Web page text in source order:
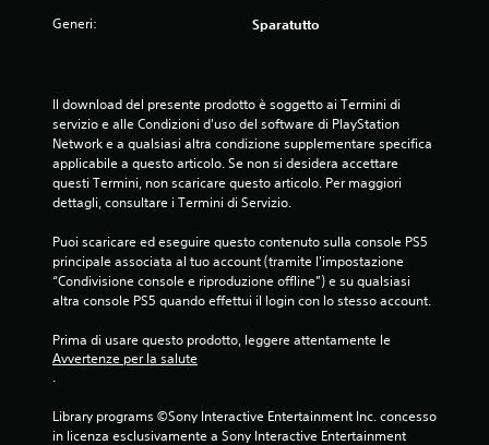
Generi: Sparatutto
Il download del presente prodotto è soggetto ai Termini di
servizio e alle Condizioni d'uso del software di PlayStation
Network e a qualsiasi altra condizione supplementare specifica
applicabile a questo articolo. Se non si desidera accettare
questi Termini, non scaricare questo articolo. Per maggiori
dettagli, consultare i Termini di Servizio.
Puoi scaricare ed eseguire questo contenuto sulla console PS5
principale associata al tuo account (tramite l'impostazione
“Condivisione console e riproduzione offline”) e su qualsiasi
altra console PS5 quando effettui il login con lo stesso account.
Prima di usare questo prodotto, leggere attentamente le
Avvertenze per la salute
.
Library programs ©Sony Interactive Entertainment Inc. concesso
in licenza esclusivamente a Sony Interactive Entertainment